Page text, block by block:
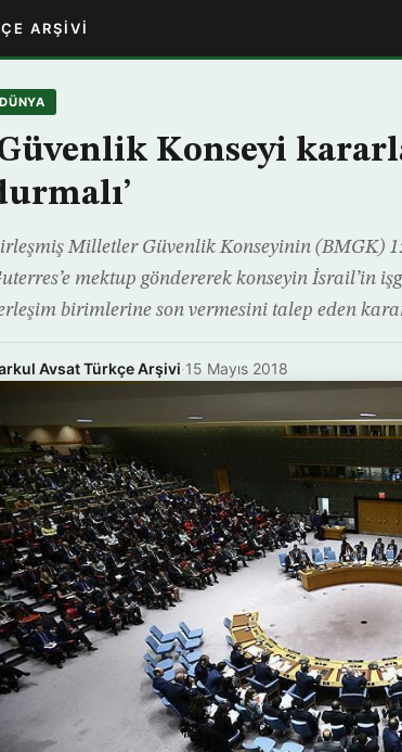
ARŞIVI
DÜNYA
Konseyi
Milletler Güvenlik Konseyinin (BMGK)
mektup göndererek konseyin İsrail’in
birimlerine son vermesini talep eden
Avsat Türkçe Arşivi·15 Mayıs 2018